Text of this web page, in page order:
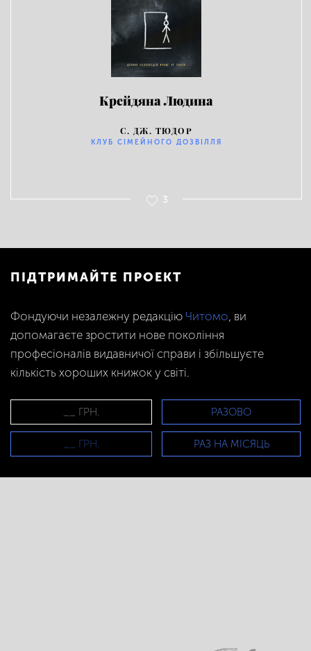
Крейдяна Людина
С. ДЖ. ТЮДОР
КЛУБ СІМЕЙНОГО ДОЗВІЛЛЯ
3
ПІДТРИМАЙТЕ ПРОЕКТ
Фондуючи незалежну редакцію Читомо, ви
допомагаєте зростити нове покоління
професіоналів видавничої справи і збільшуєте
кількість хороших книжок у світі.
РАЗОВО
РАЗ НА МІСЯЦЬ